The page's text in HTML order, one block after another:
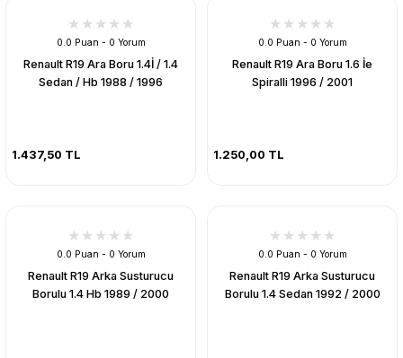
0.0 Puan - 0 Yorum
Renault R19 Ara Boru 1.4İ / 1.4
Sedan / Hb 1988 / 1996
1.437,50 TL
0.0 Puan - 0 Yorum
Renault R19 Ara Boru 1.6 İe
Spiralli 1996 / 2001
1.250,00 TL
0.0 Puan - 0 Yorum
Renault R19 Arka Susturucu
Borulu 1.4 Hb 1989 / 2000
0.0 Puan - 0 Yorum
Renault R19 Arka Susturucu
Borulu 1.4 Sedan 1992 / 2000